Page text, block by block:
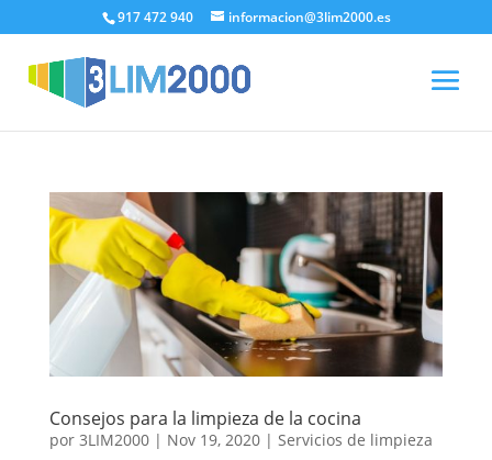
917 472 940 informacion@3lim2000.es
Consejos para la limpieza de la cocina
por 3LIM2000| Nov 19, 2020| Servicios de limpieza